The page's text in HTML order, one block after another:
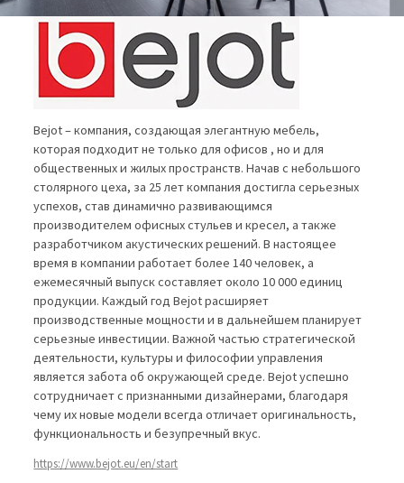
Bejot – компания, создающая элегантную мебель,
которая подходит не только для офисов , но и для
общественных и жилых пространств. Начав с небольшого
столярного цеха, за 25 лет компания достигла серьезных
успехов, став динамично развивающимся
производителем офисных стульев и кресел, а также
разработчиком акустических решений. В настоящее
время в компании работает более 140 человек, а
ежемесячный выпуск составляет около 10 000 единиц
продукции. Каждый год Bejot расширяет
производственные мощности и в дальнейшем планирует
серьезные инвестиции. Важной частью стратегической
деятельности, культуры и философии управления
является забота об окружающей среде. Bejot успешно
сотрудничает с признанными дизайнерами, благодаря
чему их новые модели всегда отличает оригинальность,
функциональность и безупречный вкус.
https://www.bejot.eu/en/start